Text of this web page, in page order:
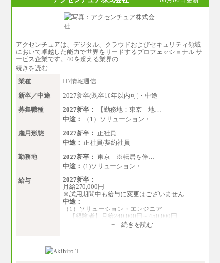
中途：
＜募集各社・全職種共通＞
月給21万円以上～
※試用期間中の給与に変更はありません。
※経験・能力を考慮し、当社規定により決定い
たします。
アクセンチュアは、デジタル、クラウドおよびセキュリティ領域
において卓越した能力で世界をリードするプロフェッショナル サ
ービス企業です。40を超える業界の…
続きを読む
業種
IT/情報通信
新卒／中途
2027新卒(既卒10年以内可)・中途
募集職種
2027新卒：
【勤務地：東京 地…
中途：
（1）ソリューション・…
雇用形態
2027新卒： 正社員
中途： 正社員/契約社員
勤務地
2027新卒： 東京 ※転居を伴…
中途： (1)ソリューション・…
給与
2027新卒：
月給270,000円
※試用期間中も給与に変更はございません
中途：
（1）ソリューション・エンジニア
【経験者】月給240,000円～450,000円
※地域や業務内容によって変動がありま
す
+ 続きを読む